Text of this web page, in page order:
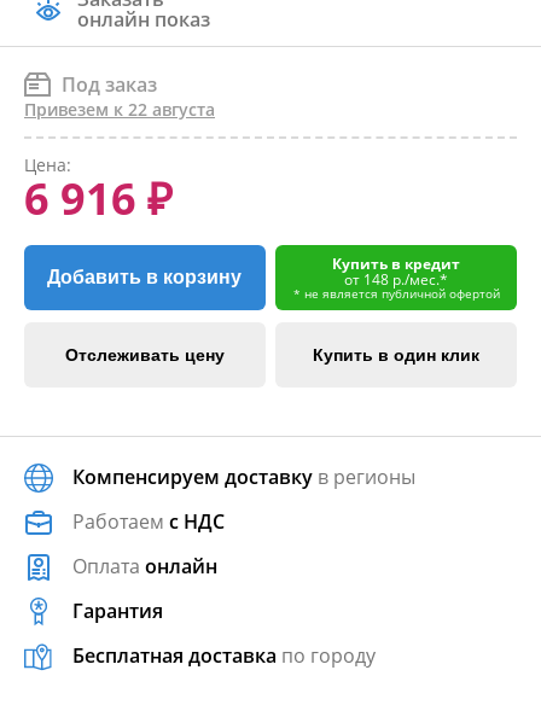
онлайн показ
Под заказ
Привезем к 22 августа
Цена:
6 916 ₽
Добавить в корзину
Купить в кредит
от 148 р./мес.*
* не является публичной офертой
Отслеживать цену Купить в один клик
Компенсируем доставку в регионы
Работаем с НДС
Оплата онлайн
Гарантия
Бесплатная доставка по городу